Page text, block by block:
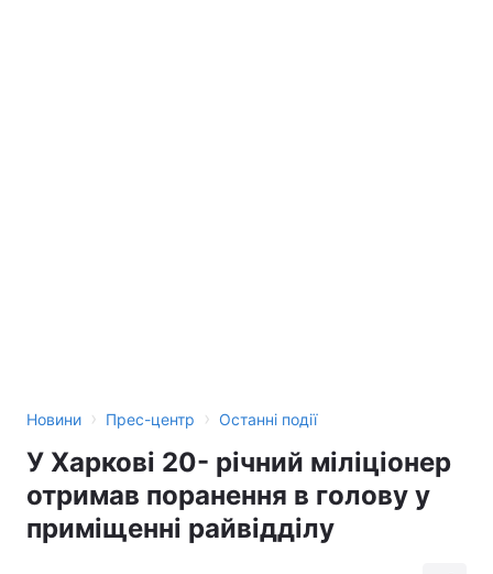
Новини › Прес-центр › Останні події
У Харкові 20- річний міліціонер
отримав поранення в голову у
приміщенні райвідділу